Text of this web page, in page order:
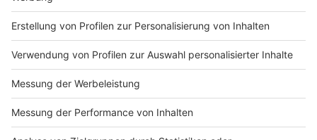
Impressum
Nutzungsbedingungen Kontakt
Newsletter